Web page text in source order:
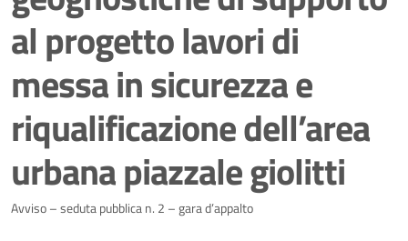
al progetto lavori di
messa in sicurezza e
riqualificazione dell’area
urbana piazzale giolitti
Dettagli della notizia
Avviso – seduta pubblica n. 2 – gara d’appalto